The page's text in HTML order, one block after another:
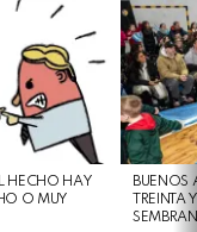
HECHO HAY
O MUY
BUENOS